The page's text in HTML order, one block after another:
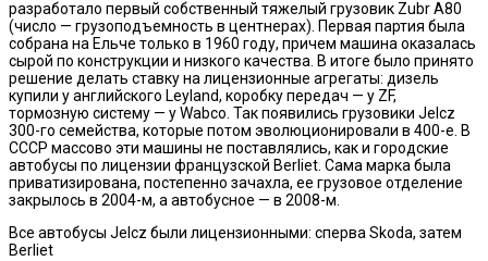
разработало первый собственный тяжелый грузовик Zubr A80
(число — грузоподъемность в центнерах). Первая партия была
собрана на Ельче только в 1960 году, причем машина оказалась
сырой по конструкции и низкого качества. В итоге было принято
решение делать ставку на лицензионные агрегаты: дизель
купили у английского Leyland, коробку передач — у ZF,
тормозную систему — у Wabco. Так появились грузовики Jelcz
300-го семейства, которые потом эволюционировали в 400-е. В
СССР массово эти машины не поставлялись, как и городские
автобусы по лицензии французской Berliet. Сама марка была
приватизирована, постепенно зачахла, ее грузовое отделение
закрылось в 2004-м, а автобусное — в 2008-м.
Все автобусы Jelcz были лицензионными: сперва Skoda, затем
Berliet